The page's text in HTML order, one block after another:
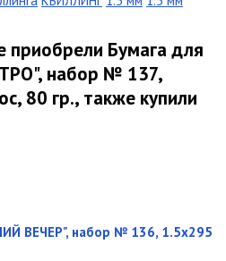
приобрели Бумага для
набор № 137,
80 гр., также купили
ВЕЧЕР", набор № 136, 1.5х295